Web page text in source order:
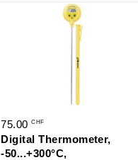
75.00CHF
Digital Thermometer,
-50...+300°C,